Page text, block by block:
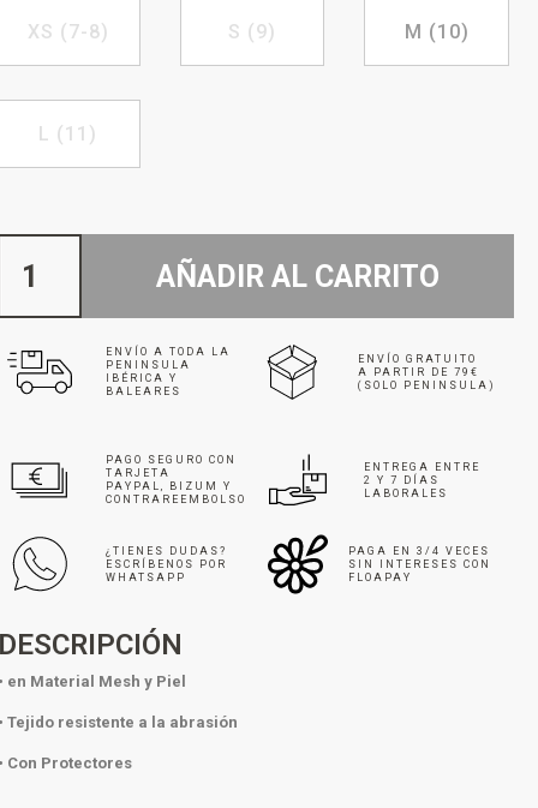
XS (7-8) S (9) M (10)
L (11)
AÑADIR AL CARRITO
ENVÍO A TODA LA
PENINSULA
IBÉRICA Y
BALEARES
ENVÍO GRATUITO
A PARTIR DE 79€
(SOLO PENINSULA)
PAGO SEGURO CON
TARJETA
PAYPAL, BIZUM Y
CONTRAREEMBOLSO
ENTREGA ENTRE
2 Y 7 DÍAS
LABORALES
¿TIENES DUDAS?
ESCRÍBENOS POR
WHATSAPP
PAGA EN 3/4 VECES
SIN INTERESES CON
FLOAPAY
DESCRIPCIÓN
• en Material Mesh y Piel
• Tejido resistente a la abrasión
• Con Protectores